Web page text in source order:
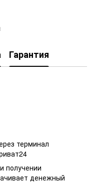
Гарантия
терминал
получении
денежный